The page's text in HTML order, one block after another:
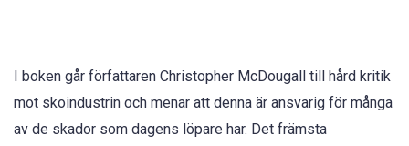
I boken går författaren Christopher McDougall till hård kritik
mot skoindustrin och menar att denna är ansvarig för många
av de skador som dagens löpare har. Det främsta